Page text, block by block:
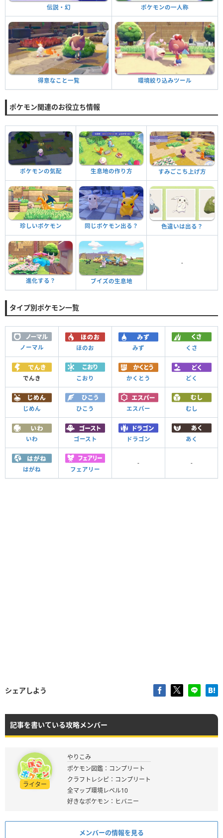
伝説・幻 ポケモンの一人称
得意なこと一覧 環境絞り込みツール
ポケモン関連のお役立ち情報
ポケモンの気配 生息地の作り方 すみごこち上げ方
珍しいポケモン 同じポケモン出る？ 色違いは出る？
進化する？ ブイズの生息地
-
タイプ別ポケモン一覧
ノーマル ほのお みず くさ
でんき こおり かくとう どく
じめん ひこう エスパー むし
いわ ゴースト ドラゴン あく
はがね フェアリー
- -
シェアしよう
記事を書いている攻略メンバー
ライター
やりこみ
ポケモン図鑑：コンプリート
クラフトレシピ：コンプリート
全マップ環境レベル10
好きなポケモン：ヒバニー
メンバーの情報を見る